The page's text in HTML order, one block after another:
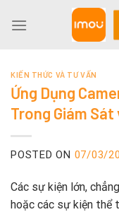
KIẾN THỨC VÀ TƯ VẤN
Ứng Dụng
Trong Giám Sát
POSTED ON 07/03/
Các sự kiện lớn,
hoặc các sự kiện thể